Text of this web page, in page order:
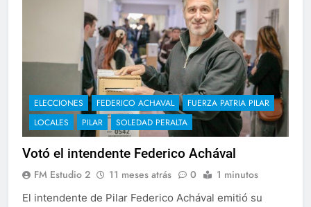
ELECCIONES FEDERICO ACHAVAL
FUERZA PATRIA PILAR
LOCALES
PILAR SOLEDAD PERALTA
Votó el intendente Federico Achával
FM Estudio 2 11 meses atrás 0 1 minutos
El intendente de Pilar Federico Achával emitió su